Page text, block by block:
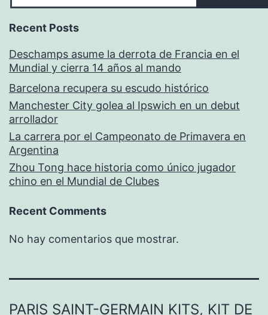
Recent Posts
Deschamps asume la derrota de Francia en el
Mundial y cierra 14 años al mando
Barcelona recupera su escudo histórico
Manchester City golea al Ipswich en un debut
arrollador
La carrera por el Campeonato de Primavera en
Argentina
Zhou Tong hace historia como único jugador
chino en el Mundial de Clubes
Recent Comments
No hay comentarios que mostrar.
PARIS SAINT-GERMAIN KITS, KIT DE